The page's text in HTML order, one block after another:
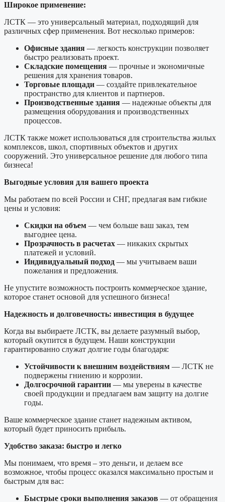
Широкое применение:
ЛСТК — это универсальный материал, подходящий для
различных сфер применения. Вот несколько примеров:
Офисные здания — легкость конструкции позволяет
быстро реализовать проект.
Складские помещения — прочные и экономичные
решения для хранения товаров.
Торговые площади — создайте привлекательное
пространство для клиентов и партнеров.
Производственные здания — надежные объекты для
размещения оборудования и производственных
процессов.
ЛСТК также может использоваться для строительства жилых
комплексов, школ, спортивных объектов и других
сооружений. Это универсальное решение для любого типа
бизнеса!
Выгодные условия для вашего проекта
Мы работаем по всей России и СНГ, предлагая вам гибкие
цены и условия:
Скидки на объем — чем больше ваш заказ, тем
выгоднее цена.
Прозрачность в расчетах — никаких скрытых
платежей и условий.
Индивидуальный подход — мы учитываем ваши
пожелания и предложения.
Не упустите возможность построить коммерческое здание,
которое станет основой для успешного бизнеса!
Надежность и долговечность: инвестиция в будущее
Когда вы выбираете ЛСТК, вы делаете разумный выбор,
который окупится в будущем. Наши конструкции
гарантированно служат долгие годы благодаря:
Устойчивости к внешним воздействиям — ЛСТК не
подвержены гниению и коррозии.
Долгосрочной гарантии — мы уверены в качестве
своей продукции и предлагаем вам защиту на долгие
годы.
Ваше коммерческое здание станет надежным активом,
который будет приносить прибыль.
Удобство заказа: быстро и легко
Мы понимаем, что время – это деньги, и делаем все
возможное, чтобы процесс оказался максимально простым и
быстрым для вас:
Быстрые сроки выполнения заказов — от обращения